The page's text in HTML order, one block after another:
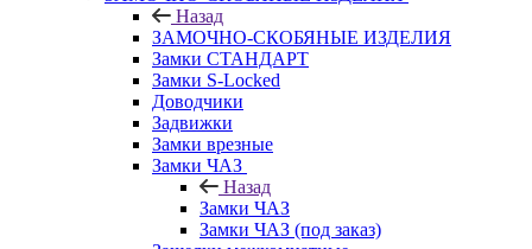
Назад
ЗАМОЧНО-СКОБЯНЫЕ ИЗДЕЛИЯ
Замки СТАНДАРТ
Замки S-Locked
Доводчики
Задвижки
Замки врезные
Замки ЧАЗ
Назад
Замки ЧАЗ
Замки ЧАЗ (под заказ)